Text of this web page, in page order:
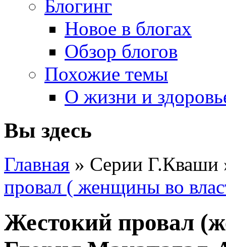
Блогинг
Новое в блогах
Обзор блогов
Похожие темы
О жизни и
Вы здесь
Главная » Серии
провал ( женщины во
Жестокий провал